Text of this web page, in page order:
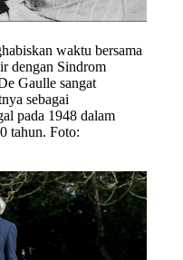
waktu bersama
dengan Sindrom
Gaulle sangat
sebagai
pada 1948 dalam
tahun. Foto: